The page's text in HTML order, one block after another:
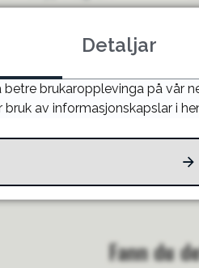
Fann du
Detaljar
brukaropplevinga på vår
av informasjonskapslar i